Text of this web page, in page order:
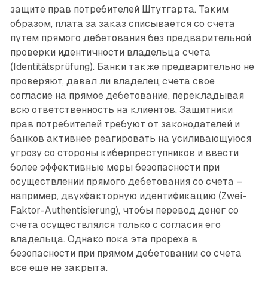
защите прав потребителей Штутгарта. Таким
образом, плата за заказ списывается со счета
путем прямого дебетования без предварительной
проверки идентичности владельца счета
(Identitätsprüfung). Банки также предварительно не
проверяют, давал ли владелец счета свое
согласие на прямое дебетование, перекладывая
всю ответственность на клиентов. Защитники
прав потребителей требуют от законодателей и
банков активнее реагировать на усиливающуюся
угрозу со стороны киберпреступников и ввести
более эффективные меры безопасности при
осуществлении прямого дебетования со счета –
например, двухфакторную идентификацию (Zwei-
Faktor-Authentisierung), чтобы перевод денег со
счета осуществлялся только с согласия его
владельца. Однако пока эта прореха в
безопасности при прямом дебетовании со счета
все еще не закрыта.